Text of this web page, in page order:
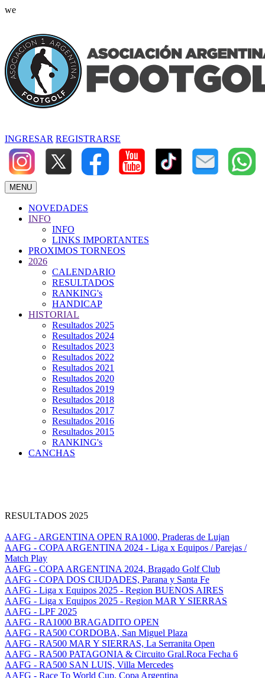
we
INGRESAR REGISTRARSE
MENU
NOVEDADES
INFO
INFO
LINKS IMPORTANTES
PROXIMOS TORNEOS
2026
CALENDARIO
RESULTADOS
RANKING's
HANDICAP
HISTORIAL
Resultados 2025
Resultados 2024
Resultados 2023
Resultados 2022
Resultados 2021
Resultados 2020
Resultados 2019
Resultados 2018
Resultados 2017
Resultados 2016
Resultados 2015
RANKING's
CANCHAS
RESULTADOS 2025
AAFG - ARGENTINA OPEN RA1000, Praderas de Lujan
AAFG - COPA ARGENTINA 2024 - Liga x Equipos / Parejas /
Match Play
AAFG - COPA ARGENTINA 2024, Bragado Golf Club
AAFG - COPA DOS CIUDADES, Parana y Santa Fe
AAFG - Liga x Equipos 2025 - Region BUENOS AIRES
AAFG - Liga x Equipos 2025 - Region MAR Y SIERRAS
AAFG - LPF 2025
AAFG - RA1000 BRAGADITO OPEN
AAFG - RA500 CORDOBA, San Miguel Plaza
AAFG - RA500 MAR Y SIERRAS, La Serranita Open
AAFG - RA500 PATAGONIA & Circuito Gral.Roca Fecha 6
AAFG - RA500 SAN LUIS, Villa Mercedes
AAFG - Race To World Cup, Copa Argentina